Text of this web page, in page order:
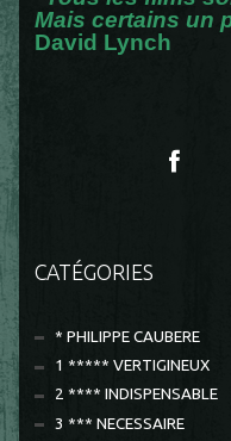
Mais certains un
David Lynch
CATÉGORIES
* PHILIPPE CAUBERE
1 ***** VERTIGINEUX
2 **** INDISPENSABLE
3 *** NECESSAIRE